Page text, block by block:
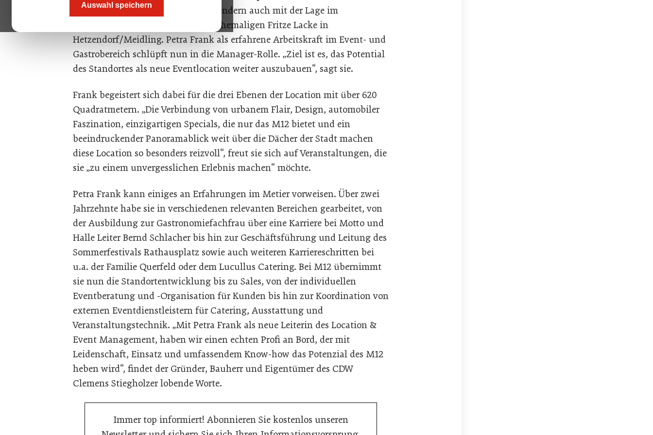
Auswahl speichern
(Sammler-)Fahrzeuge aufwarten, sondern auch mit der Lage im
historischen Industriegelände der ehemaligen Fritze Lacke in
Hetzendorf/Meidling. Petra Frank als erfahrene Arbeitskraft im Event- und
Gastrobereich schlüpft nun in die Manager-Rolle. „Ziel ist es, das Potential
des Standortes als neue Eventlocation weiter auszubauen“, sagt sie.
Frank begeistert sich dabei für die drei Ebenen der Location mit über 620
Quadratmetern. „Die Verbindung von urbanem Flair, Design, automobiler
Faszination, einzigartigen Specials, die nur das M12 bietet und ein
beeindruckender Panoramablick weit über die Dächer der Stadt machen
diese Location so besonders reizvoll“, freut sie sich auf Veranstaltungen, die
sie „zu einem unvergesslichen Erlebnis machen“ möchte.
Petra Frank kann einiges an Erfahrungen im Metier vorweisen. Über zwei
Jahrzehnte habe sie in verschiedenen relevanten Bereichen gearbeitet, von
der Ausbildung zur Gastronomiefachfrau über eine Karriere bei Motto und
Halle Leiter Bernd Schlacher bis hin zur Geschäftsführung und Leitung des
Sommerfestivals Rathausplatz sowie auch weiteren Karriereschritten bei
u.a. der Familie Querfeld oder dem Lucullus Catering. Bei M12 übernimmt
sie nun die Standortentwicklung bis zu Sales, von der individuellen
Eventberatung und -Organisation für Kunden bis hin zur Koordination von
externen Eventdienstleistern für Catering, Ausstattung und
Veranstaltungstechnik. „Mit Petra Frank als neue Leiterin des Location &
Event Management, haben wir einen echten Profi an Bord, der mit
Leidenschaft, Einsatz und umfassendem Know-how das Potenzial des M12
heben wird“, findet der Gründer, Bauherr und Eigentümer des CDW
Clemens Stiegholzer lobende Worte.
Immer top informiert! Abonnieren Sie kostenlos unseren